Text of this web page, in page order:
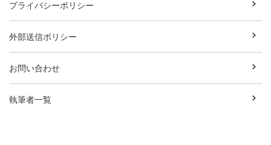
プライバシーポリシー
外部送信ポリシー
お問い合わせ
執筆者一覧